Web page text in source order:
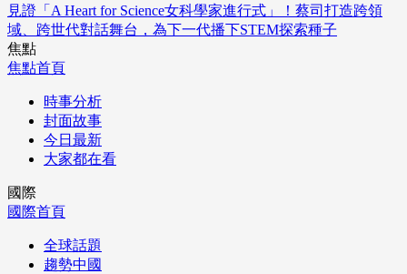
見證「A Heart for Science女科學家進行式」！蔡司打造跨領
域、跨世代對話舞台，為下一代播下STEM探索種子
焦點
焦點首頁
時事分析
封面故事
今日最新
大家都在看
國際
國際首頁
全球話題
趨勢中國